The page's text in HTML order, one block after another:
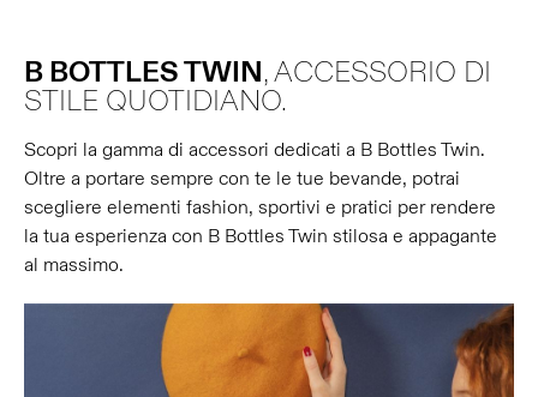
B BOTTLES TWIN, ACCESSORIO DI
STILE QUOTIDIANO.
Scopri la gamma di accessori dedicati a B Bottles Twin.
Oltre a portare sempre con te le tue bevande, potrai
scegliere elementi fashion, sportivi e pratici per rendere
la tua esperienza con B Bottles Twin stilosa e appagante
al massimo.